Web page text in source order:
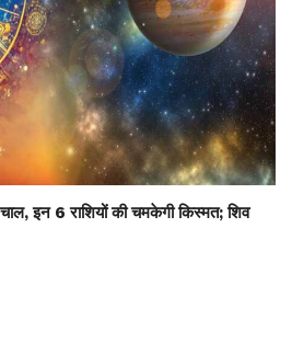
इन 6 राशियों की चमकेगी किस्मत; शिव